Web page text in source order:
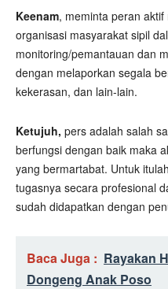
Keenam, meminta peran
organisasi masyarakat sipil
monitoring/pemantauan dan
dengan melaporkan segala
kekerasan, dan lain-lain.
Ketujuh, pers adalah salah
berfungsi dengan baik maka
yang bermartabat. Untuk
tugasnya secara profesional
sudah didapatkan dengan
Baca Juga : Rayakan
Dongeng Anak Poso